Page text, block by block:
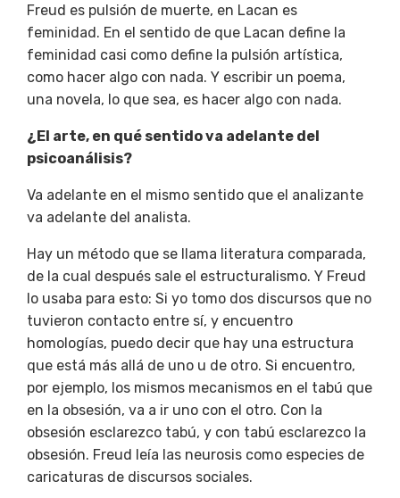
Freud es pulsión de muerte, en Lacan es
feminidad. En el sentido de que Lacan define la
feminidad casi como define la pulsión artística,
como hacer algo con nada. Y escribir un poema,
una novela, lo que sea, es hacer algo con nada.
¿El arte, en qué sentido va adelante del
psicoanálisis?
Va adelante en el mismo sentido que el analizante
va adelante del analista.
Hay un método que se llama literatura comparada,
de la cual después sale el estructuralismo. Y Freud
lo usaba para esto: Si yo tomo dos discursos que no
tuvieron contacto entre sí, y encuentro
homologías, puedo decir que hay una estructura
que está más allá de uno u de otro. Si encuentro,
por ejemplo, los mismos mecanismos en el tabú que
en la obsesión, va a ir uno con el otro. Con la
obsesión esclarezco tabú, y con tabú esclarezco la
obsesión. Freud leía las neurosis como especies de
caricaturas de discursos sociales.